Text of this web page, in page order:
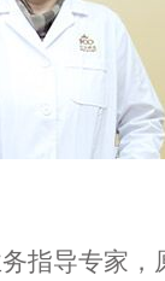
导专家，